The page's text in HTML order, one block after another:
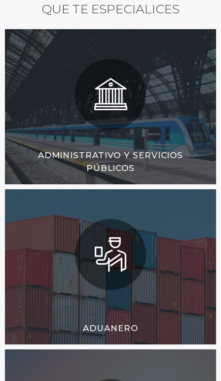
QUE TE ESPECIALICES
ADMINISTRATIVO Y SERVICIOS
PÚBLICOS
ADUANERO